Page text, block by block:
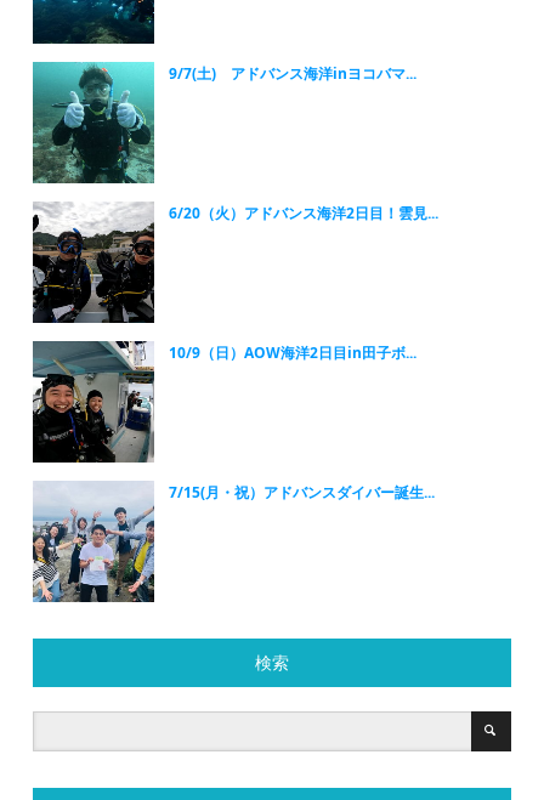
9/7(土) アドバンス海洋inヨコバマ...
6/20（火）アドバンス海洋2日目！雲見...
10/9（日）AOW海洋2日目in田子ボ...
7/15(月・祝）アドバンスダイバー誕生...
検索